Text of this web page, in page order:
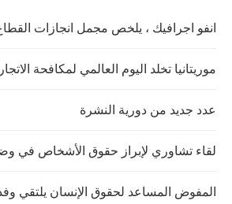
انفو اجرافيك ، يلخص مجمل انجازات
موريتانيا تخلد اليوم العالمي لمكافحة
عدد جديد من دورية النشرة
لقاء تشاوري لإبراز حقوق الأشخاص في
المفوض المساعد لحقوق الإنسان يلتقي